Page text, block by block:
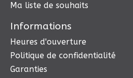
Ma liste de souhaits
Informations
Heures d'ouverture
Politique de confidentialité
Garanties